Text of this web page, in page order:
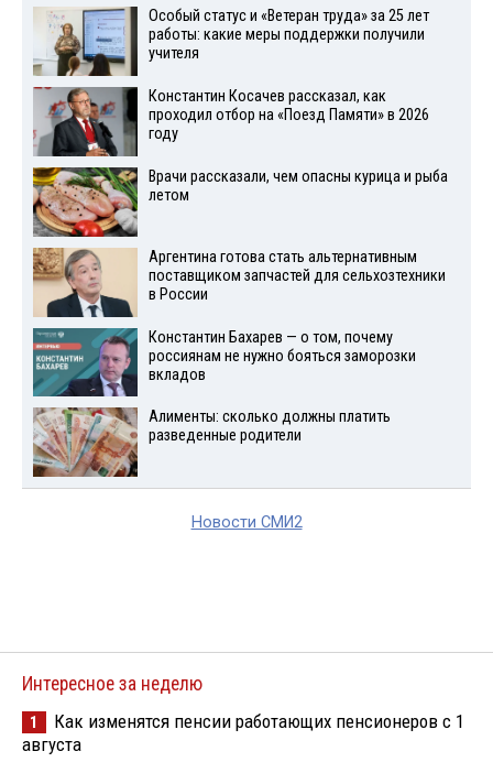
Особый статус и «Ветеран труда» за 25 лет
работы: какие меры поддержки получили
учителя
Константин Косачев рассказал, как
проходил отбор на «Поезд Памяти» в 2026
году
Врачи рассказали, чем опасны курица и рыба
летом
Аргентина готова стать альтернативным
поставщиком запчастей для сельхозтехники
в России
Константин Бахарев — о том, почему
россиянам не нужно бояться заморозки
вкладов
Алименты: сколько должны платить
разведенные родители
Новости СМИ2
Интересное за неделю
1
Как изменятся пенсии работающих пенсионеров с 1
августа